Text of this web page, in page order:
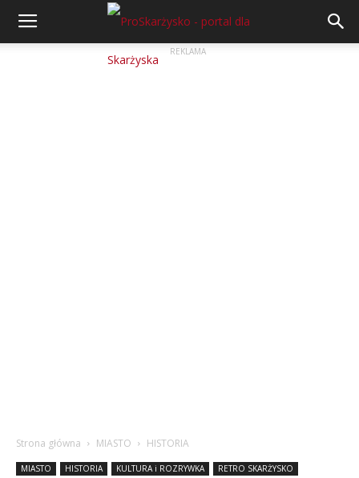
REKLAMA
Strona główna MIASTO HISTORIA
MIASTO HISTORIA KULTURA i ROZRYWKA RETRO SKARŻYSKO